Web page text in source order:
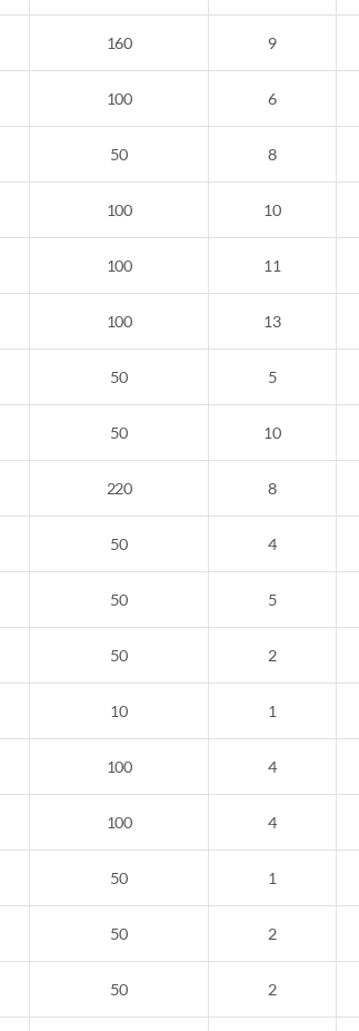
160 9
100 6
50 8
100 10
100 11
100 13
50 5
50 10
220 8
50 4
50 5
50 2
10 1
100 4
100 4
50 1
50 2
50 2